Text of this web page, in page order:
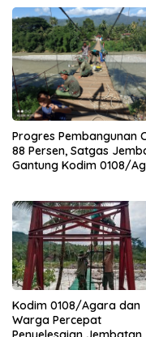
Progres Pembangunan
88 Persen, Satgas
Gantung Kodim 0108/
Kodim 0108/Agara dan
Warga Percepat